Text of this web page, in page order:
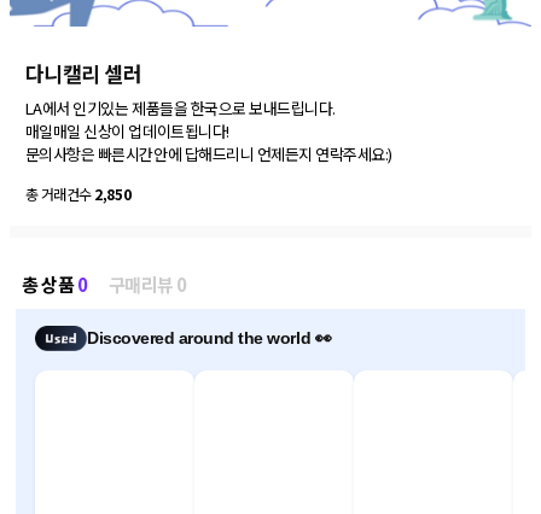
다니캘리 셀러
LA에서 인기있는 제품들을 한국으로 보내드립니다.
매일매일 신상이 업데이트됩니다!
총 거래건수2,850
총 상품0 구매리뷰 0
Discovered around the world 👀